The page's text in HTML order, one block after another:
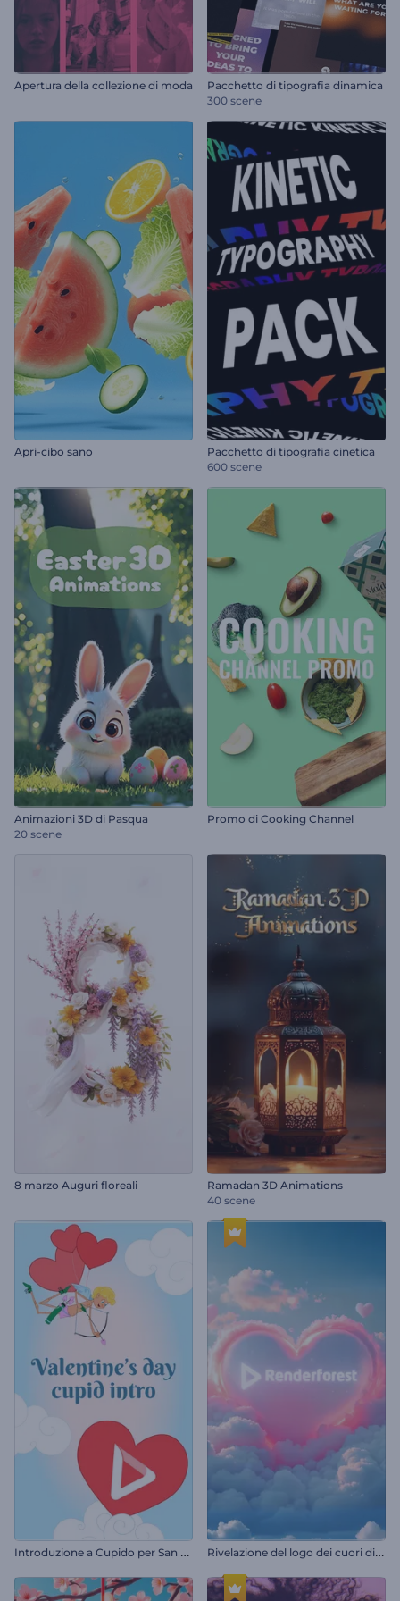
Apertura della collezione di moda
Pacchetto di tipografia dinamica
300 scene
Apri-cibo sano
Pacchetto di tipografia cinetica
600 scene
Animazioni 3D di Pasqua
20 scene
Promo di Cooking Channel
8 marzo Auguri floreali
Ramadan 3D Animations
40 scene
I
ntroduzione a Cupido per San Valentino R
ivelazione del logo dei cuori di San Valentino